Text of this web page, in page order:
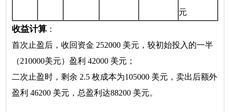
元
收益计算：
首次止盈后，收回资金 252000 美元，较初始投入的一半
（210000美元）盈利 42000 美元；
二次止盈时，剩余 2.5 枚成本为105000 美元，卖出后额外
盈利 46200 美元，总盈利达88200 美元。